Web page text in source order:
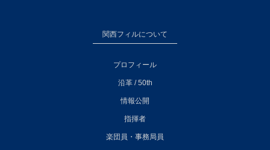
関西フィルについて
プロフィール
沿革 / 50th
情報公開
指揮者
楽団員・事務局員